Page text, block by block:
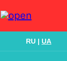
RU | UA